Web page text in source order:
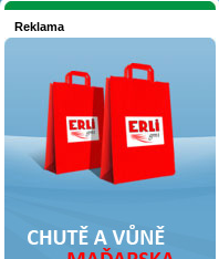
Reklama